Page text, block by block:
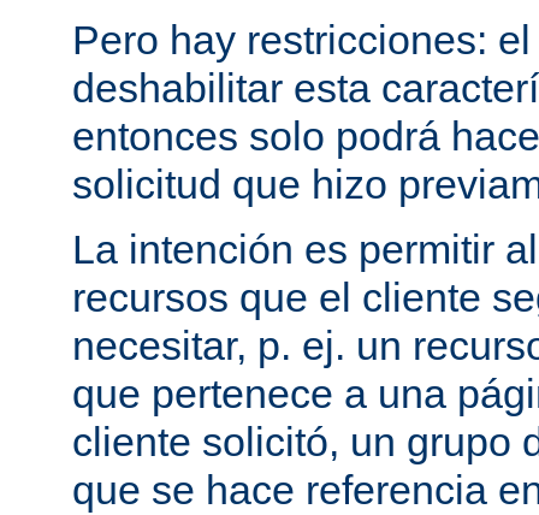
Pero hay restricciones:
deshabilitar esta
entonces solo podrá
solicitud que hizo
La intención es permitir
recursos que el cliente
necesitar, p. ej. un
que pertenece a una
cliente solicitó, un grupo
que se hace referencia